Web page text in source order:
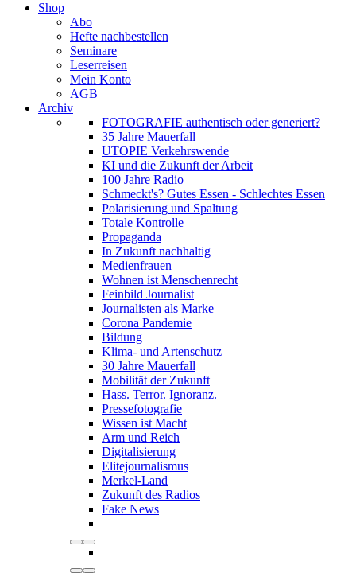
Shop
Abo
Hefte nachbestellen
Seminare
Leserreisen
Mein Konto
AGB
Archiv
FOTOGRAFIE authentisch oder generiert?
35 Jahre Mauerfall
UTOPIE Verkehrswende
KI und die Zukunft der Arbeit
100 Jahre Radio
Schmeckt's? Gutes Essen - Schlechtes Essen
Polarisierung und Spaltung
Totale Kontrolle
Propaganda
In Zukunft nachhaltig
Medienfrauen
Wohnen ist Menschenrecht
Feinbild Journalist
Journalisten als Marke
Corona Pandemie
Bildung
Klima- und Artenschutz
30 Jahre Mauerfall
Mobilität der Zukunft
Hass. Terror. Ignoranz.
Pressefotografie
Wissen ist Macht
Arm und Reich
Digitalisierung
Elitejournalismus
Merkel-Land
Zukunft des Radios
Fake News